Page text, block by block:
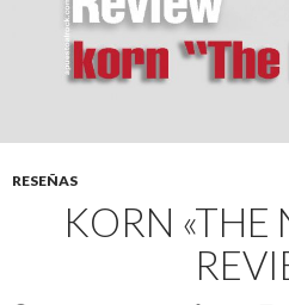
RESEÑAS
KORN «THE